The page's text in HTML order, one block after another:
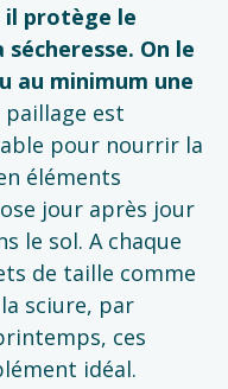
il protège le
On le
au minimum une
paillage est
pour nourrir la
éléments
jour après jour
le sol. A chaque
de taille comme
sciure, par
ces
idéal.